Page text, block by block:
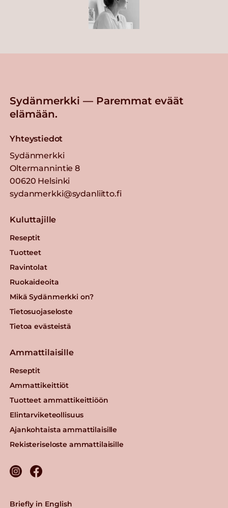
Sydänmerkki — Paremmat eväät
elämään.
Yhteystiedot
Sydänmerkki
Oltermannintie 8
00620 Helsinki
sydanmerkki@sydanliitto.fi
Kuluttajille
Reseptit
Tuotteet
Ravintolat
Ruokaideoita
Mikä Sydänmerkki on?
Tietosuojaseloste
Tietoa evästeistä
Ammattilaisille
Reseptit
Ammattikeittiöt
Tuotteet ammattikeittiöön
Elintarviketeollisuus
Ajankohtaista ammattilaisille
Rekisteriseloste ammattilaisille
Briefly in English